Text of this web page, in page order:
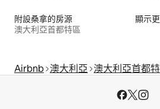
附設桑拿的房源
澳大利亞首都特區
顯示
Airbnb 澳大利亞 澳大利亞首都